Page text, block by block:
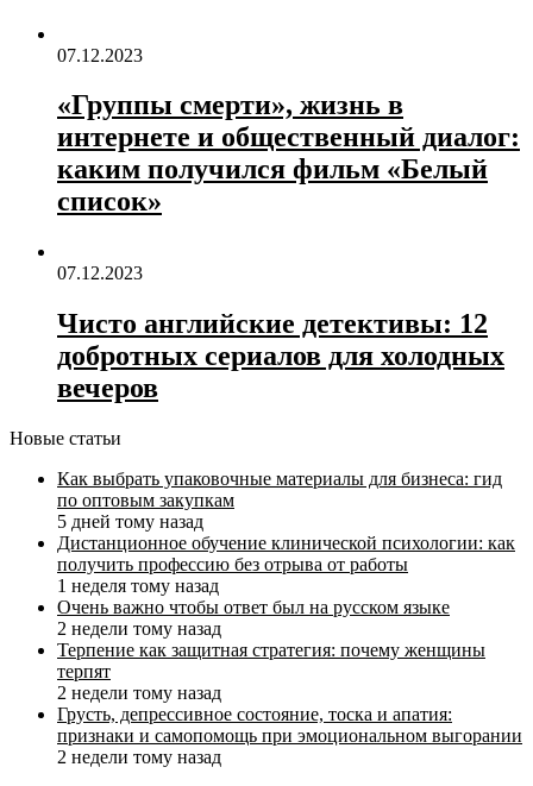
07.12.2023
«Группы смерти», жизнь в
интернете и общественный диалог:
каким получился фильм «Белый
список»
07.12.2023
Чисто английские детективы: 12
добротных сериалов для холодных
вечеров
Новые статьи
Как выбрать упаковочные материалы для бизнеса: гид
по оптовым закупкам
5 дней тому назад
Дистанционное обучение клинической психологии: как
получить профессию без отрыва от работы
1 неделя тому назад
Очень важно чтобы ответ был на русском языке
2 недели тому назад
Терпение как защитная стратегия: почему женщины
терпят
2 недели тому назад
Грусть, депрессивное состояние, тоска и апатия:
признаки и самопомощь при эмоциональном выгорании
2 недели тому назад